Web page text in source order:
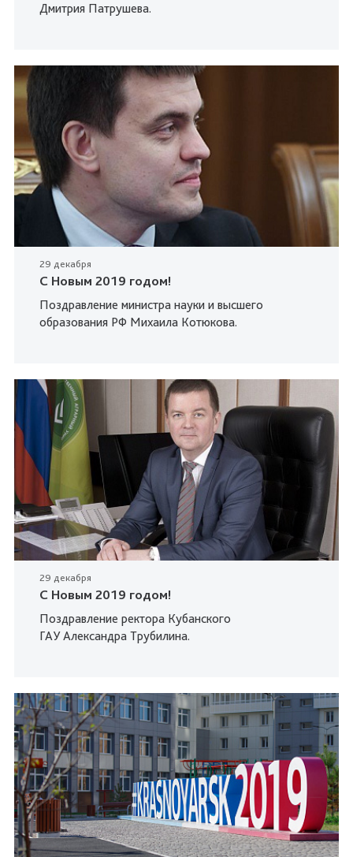
Дмитрия Патрушева.
29 декабря
C Новым 2019 годом!
Поздравление министра науки и высшего
образования РФ Михаила Котюкова.
29 декабря
C Новым 2019 годом!
Поздравление ректора Кубанского
ГАУ Александра Трубилина.